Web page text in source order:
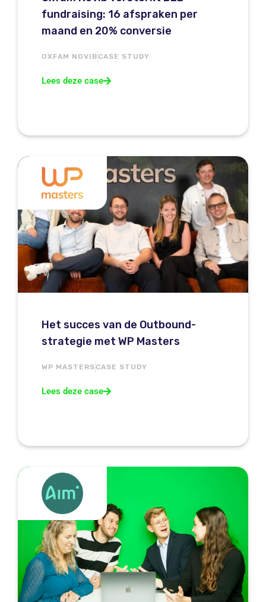
fundraising: 16 afspraken per
maand en 20% conversie
OXFAM NOVIB CASE STUDY
Lees deze case
Het succes van de Outbound-
strategie met WP Masters
WP MASTERS CASE STUDY
Lees deze case